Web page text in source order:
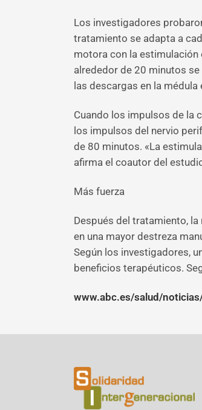
Los investigadores
tratamiento se adapta a
motora con la estimulación
alrededor de 20 minutos
las descargas en la
Cuando los impulsos de la
los impulsos del nervio
de 80 minutos. «La
afirma el coautor del
Más fuerza
Después del tratamiento,
en una mayor destreza
Según los investigadores,
beneficios terapéuticos.
www.abc.es/salud/